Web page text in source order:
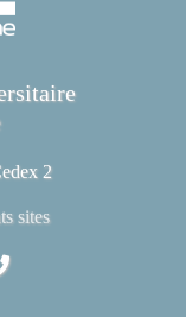
2
sites